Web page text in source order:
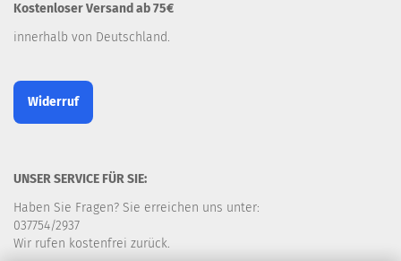
Kostenloser Versand ab 75€
innerhalb von Deutschland.
Widerruf
UNSER SERVICE FÜR SIE:
Haben Sie Fragen? Sie erreichen uns unter:
037754/2937
Wir rufen kostenfrei zurück.